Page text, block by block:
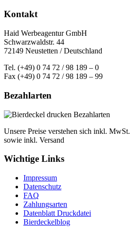
Kontakt
Haid Werbeagentur GmbH
Schwarzwaldstr. 44
72149 Neustetten / Deutschland
Tel. (+49) 0 74 72 / 98 189 – 0
Fax (+49) 0 74 72 / 98 189 – 99
Bezahlarten
Unsere Preise verstehen sich inkl. MwSt.
sowie inkl. Versand
Wichtige Links
Impressum
Datenschutz
FAQ
Zahlungsarten
Datenblatt Druckdatei
Bierdeckelblog